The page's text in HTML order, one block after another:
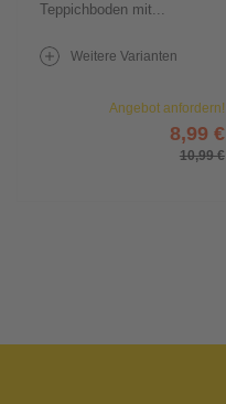
Teppichboden mit...
Weitere Varianten
Angebot anfordern!
8,99 €
10,99 €